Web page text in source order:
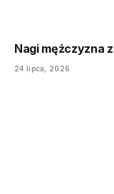
Nagi mężczyzna
24 lipca, 2026